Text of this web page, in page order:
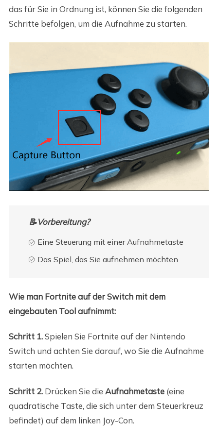
das für Sie in Ordnung ist, können Sie die folgenden
Schritte befolgen, um die Aufnahme zu starten.
📝Vorbereitung?
Eine Steuerung mit einer Aufnahmetaste
Das Spiel, das Sie aufnehmen möchten
Wie man Fortnite auf der Switch mit dem
eingebauten Tool aufnimmt:
Schritt 1.Spielen Sie Fortnite auf der Nintendo
Switch und achten Sie darauf, wo Sie die Aufnahme
starten möchten.
Schritt 2. Drücken Sie die Aufnahmetaste(eine
quadratische Taste, die sich unter dem Steuerkreuz
befindet) auf dem linken Joy-Con.